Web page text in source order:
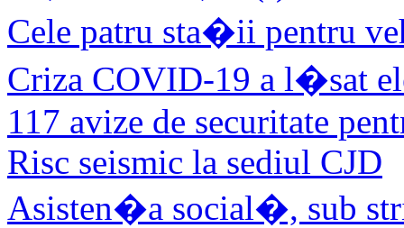
Cele patru sta�ii pentru
Criza COVID-19 a
117 avize de securitate
Risc seismic la sediul CJD
Asisten�a social�, sub